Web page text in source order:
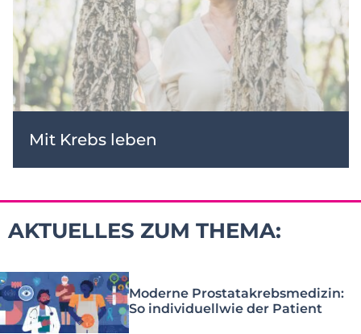
Mit Krebs leben
AKTUELLES ZUM THEMA:
Moderne Prostatakrebsmedizin:
So individuellwie der Patient